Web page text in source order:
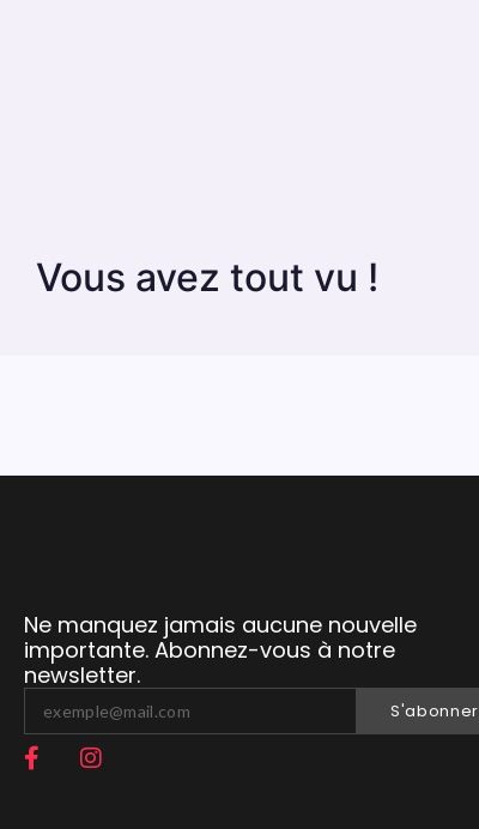
Vous avez tout vu !
Ne manquez jamais aucune nouvelle
importante. Abonnez-vous à notre
newsletter.
S'abonner